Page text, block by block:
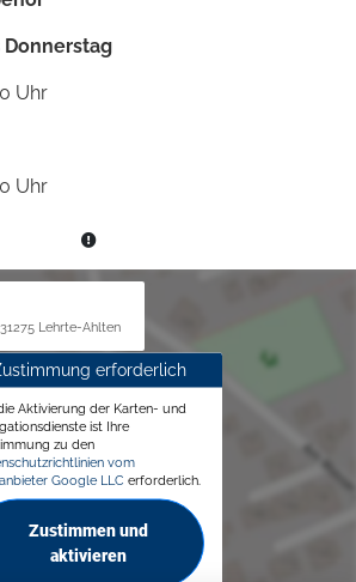
Donnerstag
Uhr
Uhr
Lehrte-Ahlten
erforderlich
Aktivierung der Karten- und
ist Ihre
zu den
vom
Google LLC erforderlich.
Zustimmen und
aktivieren